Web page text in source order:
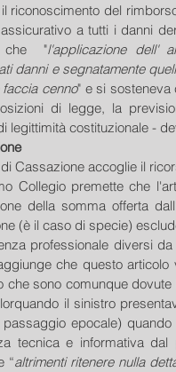
riconoscimento del
a tutti i danni
che  "l'applicazione dell'
danni e segnatamente
cenno" e si sosteneva
di legge, la
legittimità costituzionale -
Cassazione accoglie il
Collegio premette che
della somma offerta
(è il caso di specie)
professionale diversi
che questo
che sono comunque
il sinistro
epocale)
tecnica e informativa
“altrimenti ritenere nulla